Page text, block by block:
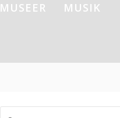
MUSEER MUSIK